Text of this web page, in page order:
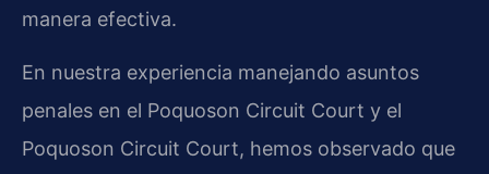
manera efectiva.
En nuestra experiencia manejando asuntos
penales en el Poquoson Circuit Court y el
Poquoson Circuit Court, hemos observado que